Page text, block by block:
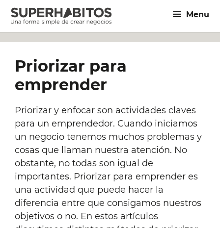
Saltar
contenido
Menu
Priorizar para
emprender
Priorizar y enfocar son actividades claves
para un emprendedor. Cuando iniciamos
un negocio tenemos muchos problemas y
cosas que llaman nuestra atención. No
obstante, no todas son igual de
importantes. Priorizar para emprender es
una actividad que puede hacer la
diferencia entre que consigamos nuestros
objetivos o no. En estos artículos